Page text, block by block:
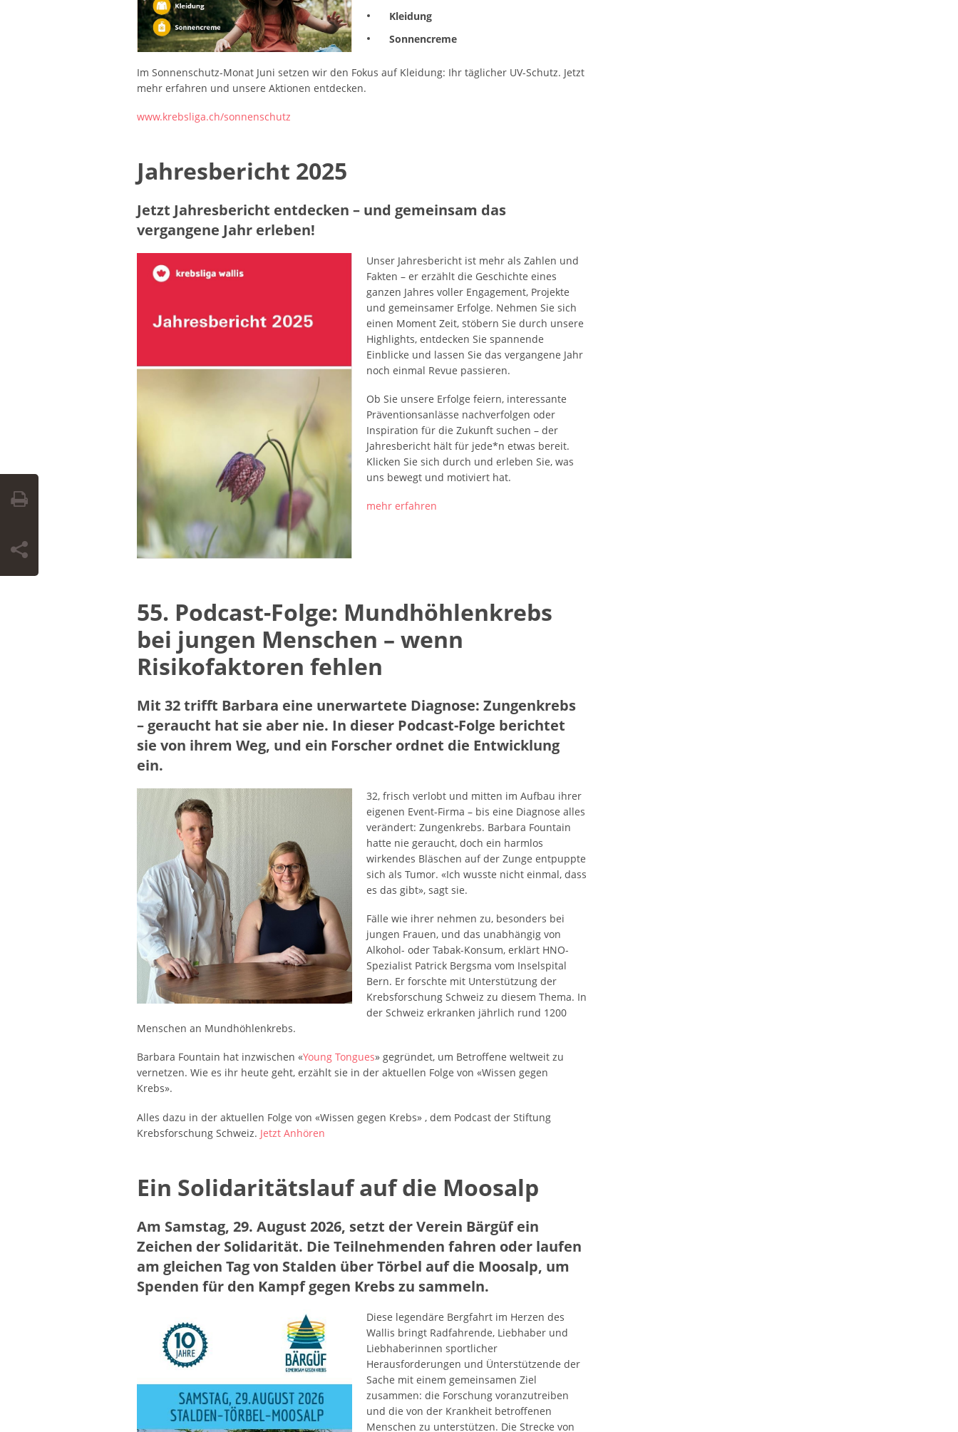
Kleidung
Sonnencreme
Im Sonnenschutz-Monat Juni setzen wir den Fokus auf Kleidung: Ihr täglicher UV-Schutz. Jetzt
mehr erfahren und unsere Aktionen entdecken.
www.krebsliga.ch/sonnenschutz
Jahresbericht 2025
Jetzt Jahresbericht entdecken – und gemeinsam das
vergangene Jahr erleben!
Unser Jahresbericht ist mehr als Zahlen und
Fakten – er erzählt die Geschichte eines
ganzen Jahres voller Engagement, Projekte
und gemeinsamer Erfolge. Nehmen Sie sich
einen Moment Zeit, stöbern Sie durch unsere
Highlights, entdecken Sie spannende
Einblicke und lassen Sie das vergangene Jahr
noch einmal Revue passieren.
Ob Sie unsere Erfolge feiern, interessante
Präventionsanlässe nachverfolgen oder
Inspiration für die Zukunft suchen – der
Jahresbericht hält für jede*n etwas bereit.
Klicken Sie sich durch und erleben Sie, was
uns bewegt und motiviert hat.
mehr erfahren
55. Podcast-Folge: Mundhöhlenkrebs
bei jungen Menschen – wenn
Risikofaktoren fehlen
Mit 32 trifft Barbara eine unerwartete Diagnose: Zungenkrebs
– geraucht hat sie aber nie. In dieser Podcast-Folge berichtet
sie von ihrem Weg, und ein Forscher ordnet die Entwicklung
ein.
32, frisch verlobt und mitten im Aufbau ihrer
eigenen Event-Firma – bis eine Diagnose alles
verändert: Zungenkrebs. Barbara Fountain
hatte nie geraucht, doch ein harmlos
wirkendes Bläschen auf der Zunge entpuppte
sich als Tumor. «Ich wusste nicht einmal, dass
es das gibt», sagt sie.
Fälle wie ihrer nehmen zu, besonders bei
jungen Frauen, und das unabhängig von
Alkohol- oder Tabak-Konsum, erklärt HNO-
Spezialist Patrick Bergsma vom Inselspital
Bern. Er forschte mit Unterstützung der
Krebsforschung Schweiz zu diesem Thema. In
der Schweiz erkranken jährlich rund 1200
Menschen an Mundhöhlenkrebs.
Barbara Fountain hat inzwischen «Young Tongues» gegründet, um Betroffene weltweit zu
vernetzen. Wie es ihr heute geht, erzählt sie in der aktuellen Folge von «Wissen gegen
Krebs».
Alles dazu in der aktuellen Folge von «Wissen gegen Krebs» , dem Podcast der Stiftung
Krebsforschung Schweiz. Jetzt Anhören
Ein Solidaritätslauf auf die Moosalp
Am Samstag, 29. August 2026, setzt der Verein Bärgüf ein
Zeichen der Solidarität. Die Teilnehmenden fahren oder laufen
am gleichen Tag von Stalden über Törbel auf die Moosalp, um
Spenden für den Kampf gegen Krebs zu sammeln.
Diese legendäre Bergfahrt im Herzen des
Wallis bringt Radfahrende, Liebhaber und
Liebhaberinnen sportlicher
Herausforderungen und Ünterstützende der
Sache mit einem gemeinsamen Ziel
zusammen: die Forschung voranzutreiben
und die von der Krankheit betroffenen
Menschen zu unterstützen. Die Strecke von